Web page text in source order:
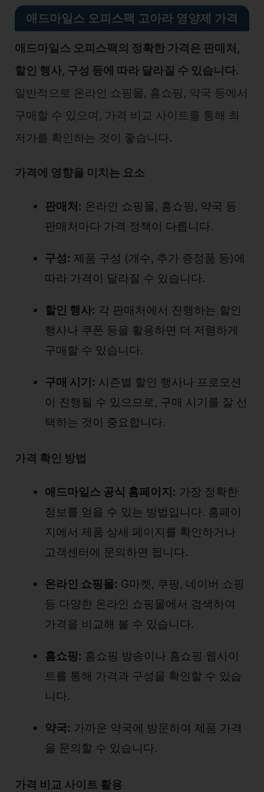
애드마일스 오피스팩 고아라 영양제 가격
애드마일스 오피스팩의 정확한 가격은 판매처,
할인 행사, 구성 등에 따라 달라질 수 있습니다.
일반적으로 온라인 쇼핑몰, 홈쇼핑, 약국 등에서
구매할 수 있으며, 가격 비교 사이트를 통해 최
저가를 확인하는 것이 좋습니다.
가격에 영향을 미치는 요소
판매처: 온라인 쇼핑몰, 홈쇼핑, 약국 등
판매처마다 가격 정책이 다릅니다.
구성: 제품 구성 (개수, 추가 증정품 등)에
따라 가격이 달라질 수 있습니다.
할인 행사: 각 판매처에서 진행하는 할인
행사나 쿠폰 등을 활용하면 더 저렴하게
구매할 수 있습니다.
구매 시기: 시즌별 할인 행사나 프로모션
이 진행될 수 있으므로, 구매 시기를 잘 선
택하는 것이 중요합니다.
가격 확인 방법
애드마일스 공식 홈페이지: 가장 정확한
정보를 얻을 수 있는 방법입니다. 홈페이
지에서 제품 상세 페이지를 확인하거나
고객센터에 문의하면 됩니다.
온라인 쇼핑몰: G마켓, 쿠팡, 네이버 쇼핑
등 다양한 온라인 쇼핑몰에서 검색하여
가격을 비교해 볼 수 있습니다.
홈쇼핑: 홈쇼핑 방송이나 홈쇼핑 웹사이
트를 통해 가격과 구성을 확인할 수 있습
니다.
약국: 가까운 약국에 방문하여 제품 가격
을 문의할 수 있습니다.
가격 비교 사이트 활용